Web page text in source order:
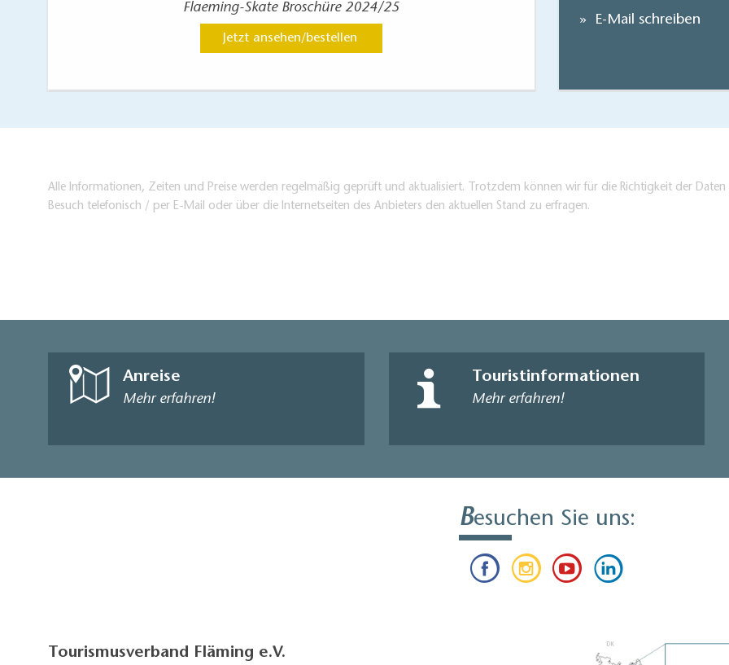
Flaeming-Skate Broschüre 2024/25
Jetzt ansehen/bestellen
E-Mail schreiben
Alle Informationen, Zeiten und Preise werden regelmäßig geprüft und aktualisiert. Trotzdem können wir für die Richtigkeit der
Besuch telefonisch / per E-Mail oder über die Internetseiten des Anbieters den aktuellen Stand zu erfragen.
Anreise
Mehr erfahren!
Touristinformationen
Mehr erfahren!
Besuchen Sie uns:
Tourismusverband Fläming e.V.